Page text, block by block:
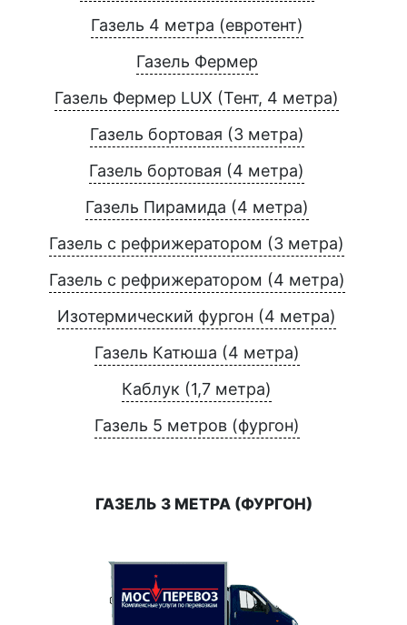
Газель 4 метра (евротент)
Газель Фермер
Газель Фермер LUX (Тент, 4 метра)
Газель бортовая (3 метра)
Газель бортовая (4 метра)
Газель Пирамида (4 метра)
Газель с рефрижератором (3 метра)
Газель с рефрижератором (4 метра)
Изотермический фургон (4 метра)
Газель Катюша (4 метра)
Каблук (1,7 метра)
Газель 5 метров (фургон)
ГАЗЕЛЬ 3 МЕТРА (ФУРГОН)